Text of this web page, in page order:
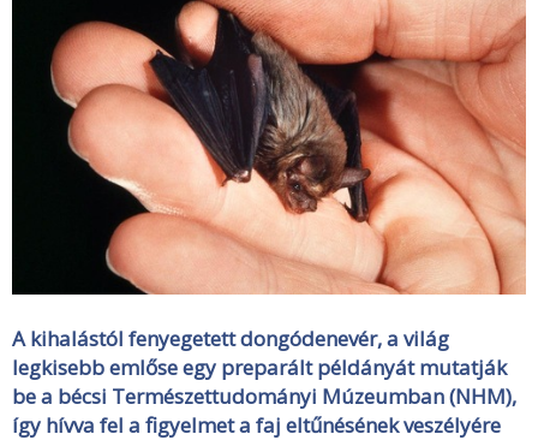
A kihalástól fenyegetett dongódenevér, a világ
legkisebb emlőse egy preparált példányát mutatják
be a bécsi Természettudományi Múzeumban (NHM),
így hívva fel a figyelmet a faj eltűnésének veszélyére